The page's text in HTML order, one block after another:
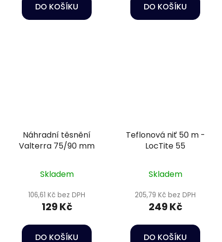
DO KOŠÍKU DO KOŠÍKU
Náhradní těsnění
Valterra 75/90 mm
Skladem
106,61 Kč bez DPH
129 Kč
DO KOŠÍKU
Teflonová niť 50 m -
LocTite 55
Skladem
205,79 Kč bez DPH
249 Kč
DO KOŠÍKU